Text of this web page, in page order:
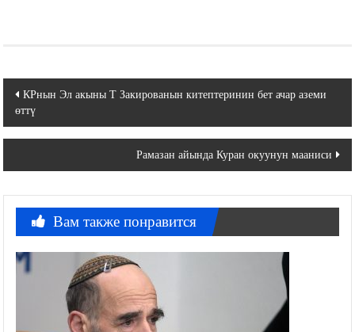
Навигация
по
КРнын Эл акыны Т Закированын китептеринин бет ачар аземи
өттү
Рамазан айында Куран окуунун мааниси
Вам также понравится